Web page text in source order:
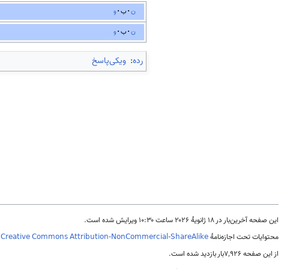
ن ب و
ن ب و
رده: ویکی‌پاسخ
این صفحه آخرین‌بار در ‏۱۸ ژانویهٔ ۲۰۲۶ ساعت ‏۱۰:۳۰ ویرایش شده است.
محتوایات تحت اجازه‌نامهٔCreative Commons Attribution-NonCommercial-ShareAlike
از این صفحه ۷٬۹۲۶بار بازدید شده است.